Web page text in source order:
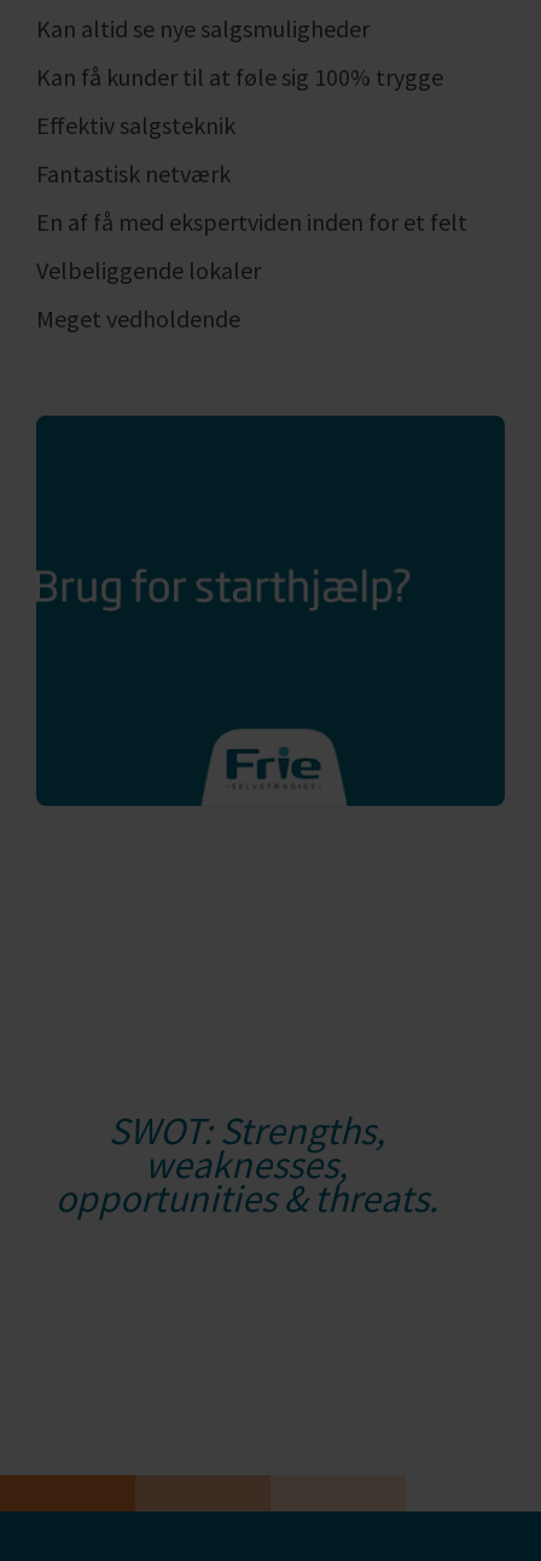
Kan altid se nye salgsmuligheder
Kan få kunder til at føle sig 100% trygge
Effektiv salgsteknik
Fantastisk netværk
En af få med ekspertviden inden for et felt
Velbeliggende lokaler
Meget vedholdende
SWOT: Strengths,
weaknesses,
opportunities & threats.